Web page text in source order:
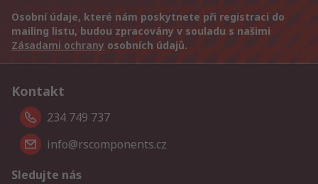
Osobní údaje, které nám poskytnete při registraci do
mailing listu, budou zpracovány v souladu s našimi
Zásadami ochrany osobních údajů.
Kontakt
234 749 737
info@rscomponents.cz
Sledujte nás